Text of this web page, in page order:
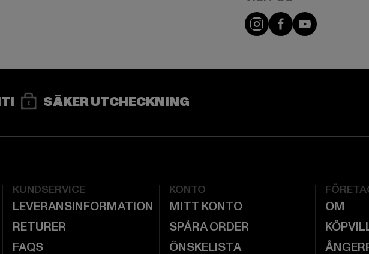
Visit our Instagram
Visit ourVisit our
SÄKER UTCHECKNING
KUNDSERVICE
LEVERANSINFORMATION
RETURER
FAQS
KONTO
MITT KONTO
SPÅRA ORDER
ÖNSKELISTA
OM